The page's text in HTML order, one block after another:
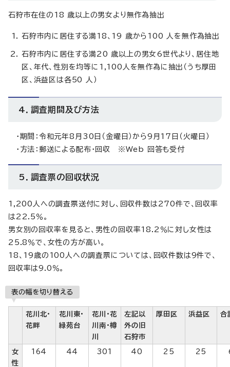
石狩市在住の18 歳以上の男女より無作為抽出
石狩市内に居住する満18、19 歳から100 人を無作為抽出
石狩市内に居住する満20 歳以上の男女6世代より、居住地
区、年代、性別を均等に1,100人を無作為に抽出（うち厚田
区、浜益区は各50 人）
4．調査期間及び方法
・期間：令和元年8月30日（金曜日）から9月17日（火曜日）
・方法：郵送による配布・回収 ※Web 回答も受付
5．調査票の回収状況
1,200人への調査票送付に対し、回収件数は270件で、回収率
は22.5％。
男女別の回収率を見ると、男性の回収率18.2％に対し女性は
25.8％で、女性の方が高い。
18、19歳の100人への調査票については、回収件数は9件で、
回収率は9.0％。
表の幅を切り替える
花川北・
花畔
花川東・
緑苑台
花川・花
川南・樽
川
左記以
外の旧
石狩市
厚田区 浜益区 合
女
性
164 44 301 40 25 25